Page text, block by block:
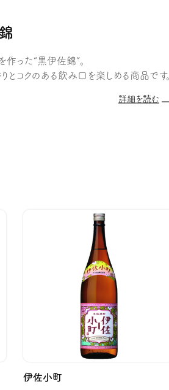
作った“黒伊佐錦”。
とコクのある飲み口を楽しめる商品です。
詳細を読む
伊佐小町